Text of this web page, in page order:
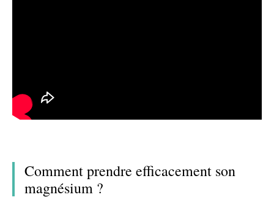
Comment prendre efficacement son
magnésium ?